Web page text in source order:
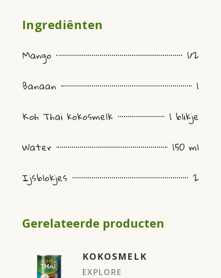
Ingrediënten
Mango
1/2
Banaan
1
Koh Thai kokosmelk
1 blikje
Water
150 ml
Ijsblokjes
2
Gerelateerde producten
KOKOSMELK
EXPLORE